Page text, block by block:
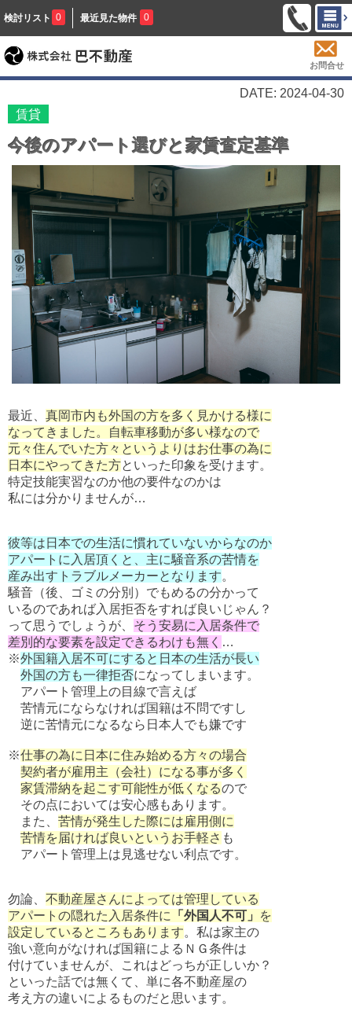
検討リスト 0 最近見た物件 0
お問合せ
DATE: 2024-04-30
賃貸
今後のアパート選びと家賃査定基準
最近、 真岡市内も外国の方を多く見かける様に
なってきました。自転車移動が多い様なので
元々住んでいた方々というよりはお仕事の為に
日本にやってきた方といった印象を受けます。
特定技能実習なのか他の要件なのかは
私には分かりませんが…
彼等は日本での生活に慣れていないからなのか
アパートに入居頂くと、主に騒音系の苦情を
産み出すトラブルメーカーとなります。
騒音（後、ゴミの分別）でもめるの分かって
いるのであれば入居拒否をすれば良いじゃん？
って思うでしょうが、 そう安易に入居条件で
差別的な要素を設定できるわけも無く …
※外国籍入居不可にすると日本の生活が長い
外国の方も一律拒否になってしまいます。
アパート管理上の目線で言えば
苦情元にならなければ国籍は不問ですし
逆に苦情元になるなら日本人でも嫌です
※仕事の為に日本に住み始める方々の場合
契約者が雇用主（会社）になる事が多く
家賃滞納を起こす可能性が低くなるので
その点においては安心感もあります。
また、 苦情が発生した際には雇用側に
苦情を届ければ良いというお手軽さ も
アパート管理上は見逃せない利点です。
勿論、 不動産屋さんによっては管理している
アパートの隠れた入居条件に 「外国人不可」
を
設定しているところもあります。私は家主の
強い意向がなければ国籍によるＮＧ条件は
付けていませんが、これはどっちが正しいか？
といった話では無くて、単に各不動産屋の
考え方の違いによるものだと思います。